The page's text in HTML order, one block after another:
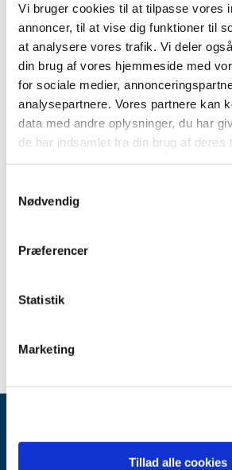
Vi bruger cookies til at tilpasse vores
annoncer, til at vise dig funktioner til
at analysere vores trafik. Vi deler
din brug af vores hjemmeside med
for sociale medier,
analysepartnere. Vores partnere kan
data med andre oplysninger, du har
de har indsamlet fra din brug af deres
Nødvendig
Præferencer
Statistik
Marketing
Tillad alle cookies
2018 (4)
2017 (2)
2016 (2)
2015 (2)
2014 (3)
2013 (4)
2012 (2)
2011 (2)
2007 (2)
1999 (1)